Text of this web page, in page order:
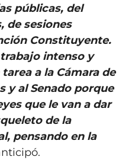
públicas, del
de sesiones
Constituyente.
intenso y
a la Cámara de
y al Senado porque
que le van a dar
de la
pensando en la